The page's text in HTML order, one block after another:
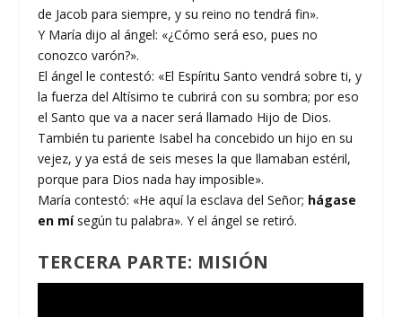
de Jacob para siempre, y su reino no tendrá fin».
Y María dijo al ángel: «¿Cómo será eso, pues no
conozco varón?».
El ángel le contestó: «El Espíritu Santo vendrá sobre ti, y
la fuerza del Altísimo te cubrirá con su sombra; por eso
el Santo que va a nacer será llamado Hijo de Dios.
También tu pariente Isabel ha concebido un hijo en su
vejez, y ya está de seis meses la que llamaban estéril,
porque para Dios nada hay imposible».
María contestó: «He aquí la esclava del Señor; hágase
en mí según tu palabra». Y el ángel se retiró.
TERCERA PARTE: MISIÓN